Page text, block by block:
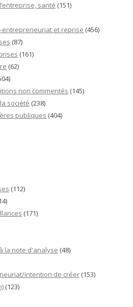
santé (151)
entrepreneuriat et reprise (456)
(87)
(161)
(62)
non commentés (145)
société (238)
publiques (404)
(112)
(171)
la note d'analyse (48)
intention de créer (153)
(123)